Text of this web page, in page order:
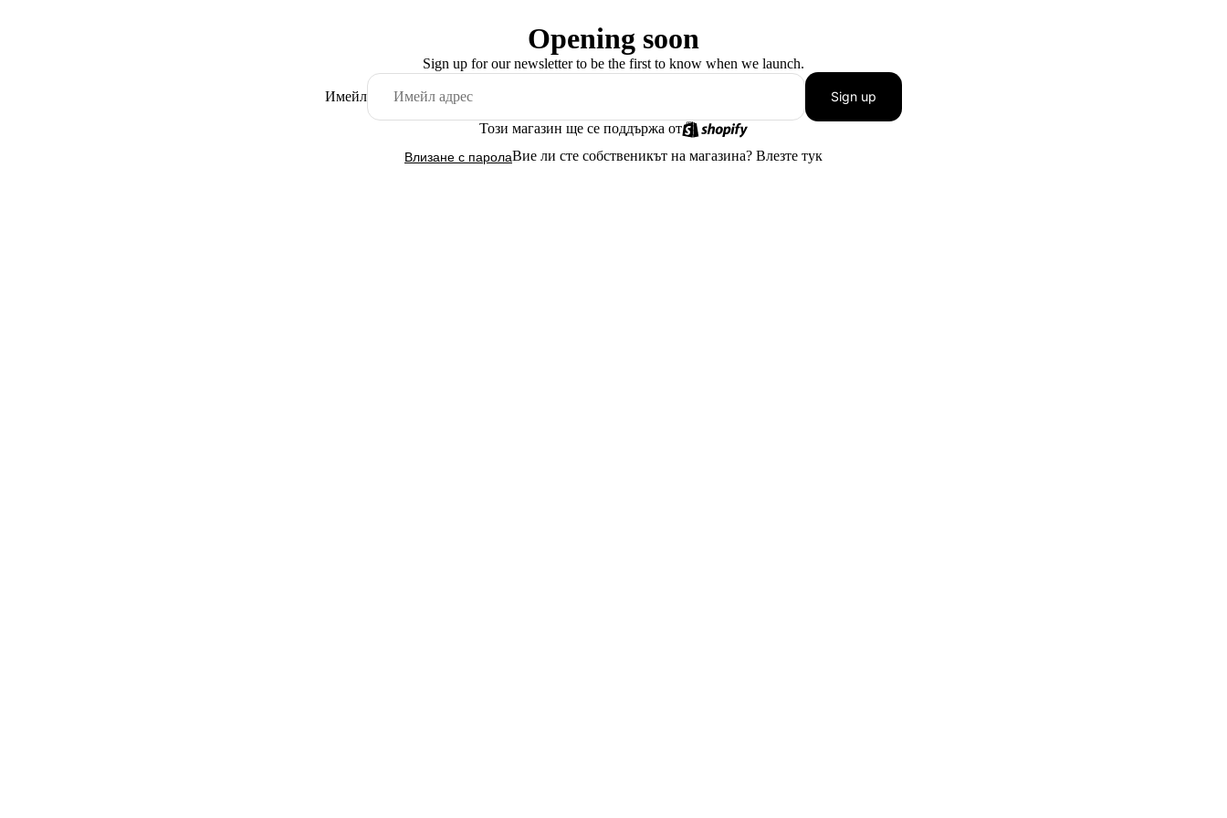
Opening soon
Sign up for our newsletter to be the first to know when we launch.
Имейл Sign up
Този магазин ще се поддържа от
Влизане с паролаВие ли сте собственикът на магазина? Влезте тук